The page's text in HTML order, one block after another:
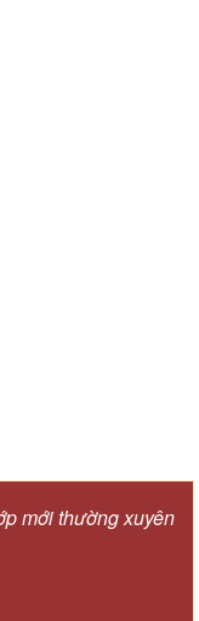
mới thường xuyên